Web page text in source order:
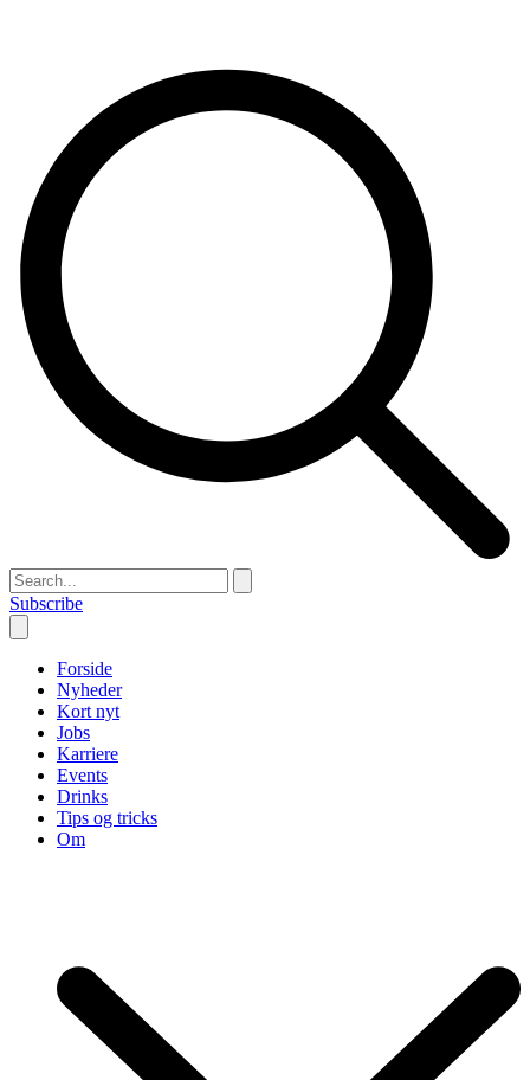
Subscribe
Forside
Nyheder
Kort nyt
Jobs
Karriere
Events
Drinks
Tips og tricks
Om